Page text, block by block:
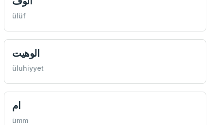
ülüf
الوهیت
üluhiyyet
ام
ümm